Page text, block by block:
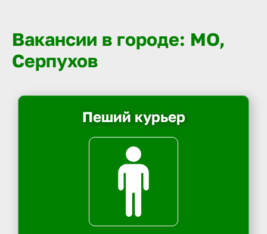
Вакансии в городе: МО,
Серпухов
Пеший курьер